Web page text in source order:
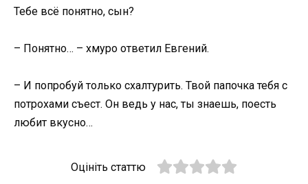
Тебе всё понятно, сын?
– Понятно… – хмуро ответил Евгений.
– И попробуй только схалтурить. Твой папочка тебя с
потрохами съест. Он ведь у нас, ты знаешь, поесть
любит вкусно…
Оцініть статтю